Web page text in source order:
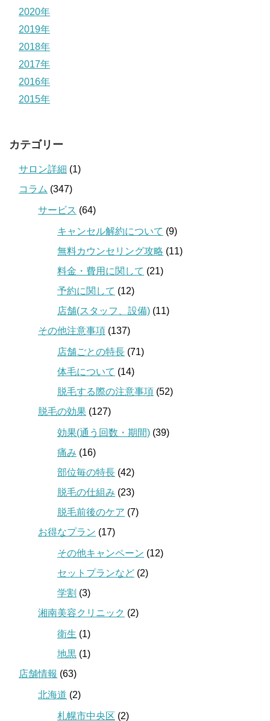
2020年
2019年
2018年
2017年
2016年
2015年
カテゴリー
サロン詳細 (1)
コラム (347)
サービス (64)
キャンセル解約について (9)
無料カウンセリング攻略 (11)
料金・費用に関して (21)
予約に関して (12)
店舗(スタッフ、設備) (11)
その他注意事項 (137)
店舗ごとの特長 (71)
体毛について (14)
脱毛する際の注意事項 (52)
脱毛の効果 (127)
効果(通う回数・期間) (39)
痛み (16)
部位毎の特長 (42)
脱毛の仕組み (23)
脱毛前後のケア (7)
お得なプラン (17)
その他キャンペーン (12)
セットプランなど (2)
学割 (3)
湘南美容クリニック (2)
衛生 (1)
地黒 (1)
店舗情報 (63)
北海道 (2)
札幌市中央区 (2)